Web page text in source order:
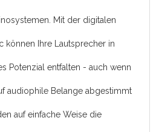
Mit der digitalen
können Ihre Lautsprecher in
Potenzial entfalten - auch wenn
audiophile Belange abgestimmt
auf einfache Weise die